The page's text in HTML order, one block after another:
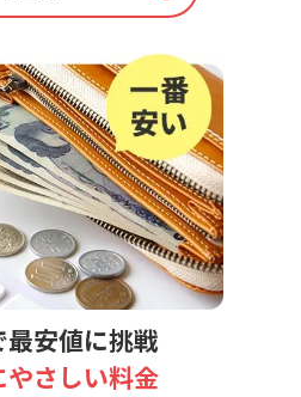
最安値に挑戦
やさしい料金